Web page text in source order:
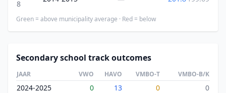
8
Green = above municipality average · Red = below
Secondary school track outcomes
JAAR VWO HAVO VMBO-T VMBO-B/K
2024-2025 0 13 0
0